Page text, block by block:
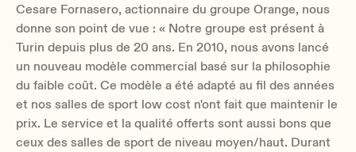
Cesare Fornasero, actionnaire du groupe Orange, nous
donne son point de vue : « Notre groupe est présent à
Turin depuis plus de 20 ans. En 2010, nous avons lancé
un nouveau modèle commercial basé sur la philosophie
du faible coût. Ce modèle a été adapté au fil des années
et nos salles de sport low cost n'ont fait que maintenir le
prix. Le service et la qualité offerts sont aussi bons que
ceux des salles de sport de niveau moyen/haut. Durant